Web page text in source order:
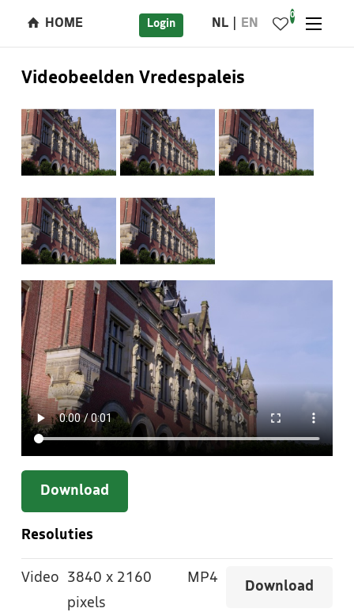
HOME Login NL EN
0
Videobeelden Vredespaleis
Download
Resoluties
Video 3840 x 2160
pixels
MP4
Download